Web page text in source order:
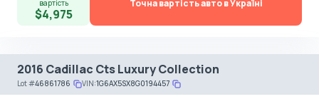
вартість
$4,975
Точна вартість авто в Україні
2016 Cadillac Cts Luxury Collection
Lot#46861786 VIN:1G6AX5SX8G0194457